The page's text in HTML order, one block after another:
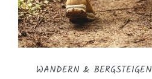
WANDERN & BERGSTEIGEN